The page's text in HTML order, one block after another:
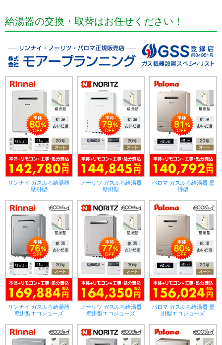
給湯器の交換・取替はお任せください！
リンナイ ガスふろ給湯器
壁掛型
ノーリツ ガスふろ給湯器
壁掛型
パロマ ガスふろ給湯器 壁
掛型
リンナイ ガスふろ給湯器
壁掛型エコジョーズ
ノーリツ ガスふろ給湯器
壁掛型エコジョーズ
パロマ ガスふろ給湯器 壁
掛型エコジョーズ